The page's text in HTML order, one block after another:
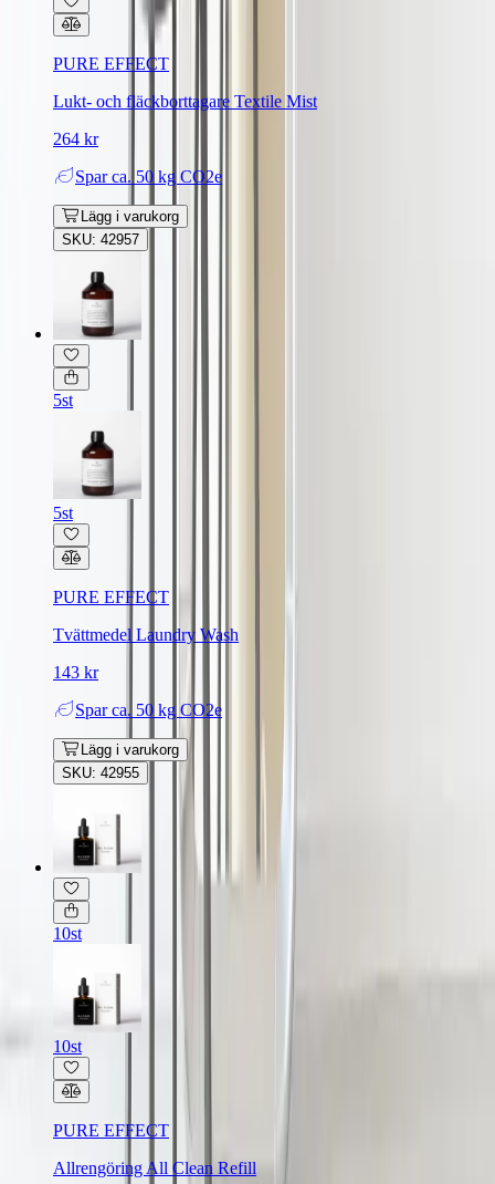
PURE EFFECT
Lukt- och fläckborttagare Textile Mist
264 kr
Spar ca. 50 kg CO2e
Lägg i varukorg
SKU: 42957
5st
5st
PURE EFFECT
Tvättmedel Laundry Wash
143 kr
Spar ca. 50 kg CO2e
Lägg i varukorg
SKU: 42955
10st
10st
PURE EFFECT
Allrengöring All Clean Refill